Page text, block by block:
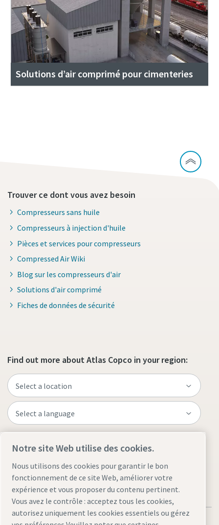
Solutions d’air comprimé pour cimenteries
Trouver ce dont vous avez besoin
Compresseurs sans huile
Compresseurs à injection d'huile
Pièces et services pour compresseurs
Compressed Air Wiki
Blog sur les compresseurs d'air
Solutions d'air comprimé
Fiches de données de sécurité
Find out more about Atlas Copco in your region:
Visit the site
Notre site Web utilise des cookies.
Nous utilisons des cookies pour garantir le bon
fonctionnement de ce site Web, améliorer votre
expérience et vous proposer du contenu pertinent.
Vous avez le contrôle : acceptez tous les cookies,
autorisez uniquement les cookies essentiels ou gérez